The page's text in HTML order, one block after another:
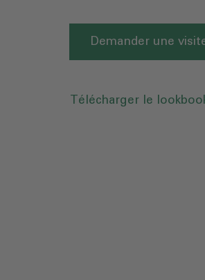
Demander une
Télécharger le